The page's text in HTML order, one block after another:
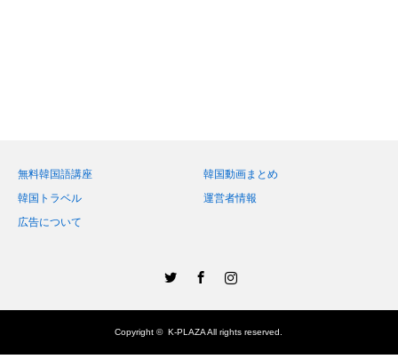
無料韓国語講座
韓国動画まとめ
韓国トラベル
運営者情報
広告について
Copyright ©K-PLAZAAll rights reserved.